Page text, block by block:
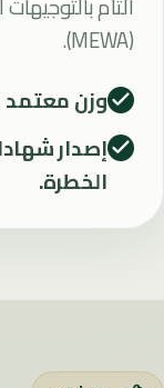
(MEWA).
وزن معتمد
إصدار
الخطرة.